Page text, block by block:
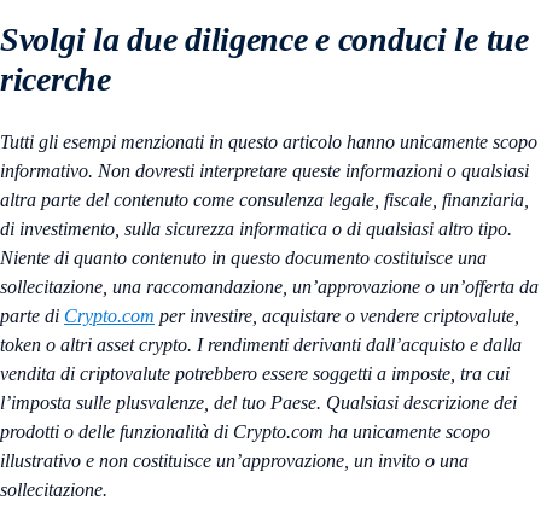
Svolgi la due diligence e conduci le tue
ricerche
Tutti gli esempi menzionati in questo articolo hanno unicamente scopo
informativo. Non dovresti interpretare queste informazioni o qualsiasi
altra parte del contenuto come consulenza legale, fiscale, finanziaria,
di investimento, sulla sicurezza informatica o di qualsiasi altro tipo.
Niente di quanto contenuto in questo documento costituisce una
sollecitazione, una raccomandazione, un’approvazione o un’offerta da
parte di Crypto.com per investire, acquistare o vendere criptovalute,
token o altri asset crypto. I rendimenti derivanti dall’acquisto e dalla
vendita di criptovalute potrebbero essere soggetti a imposte, tra cui
l’imposta sulle plusvalenze, del tuo Paese. Qualsiasi descrizione dei
prodotti o delle funzionalità di Crypto.com ha unicamente scopo
illustrativo e non costituisce un’approvazione, un invito o una
sollecitazione.